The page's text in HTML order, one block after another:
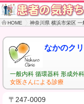
HOME 神奈川県 横浜市栄区 一
なかのク
一般内科 循環器科 形成外科
女医さんによる診療
〒247-0009